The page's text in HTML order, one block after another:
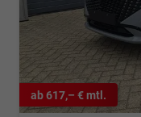
ab 617,– € mtl.